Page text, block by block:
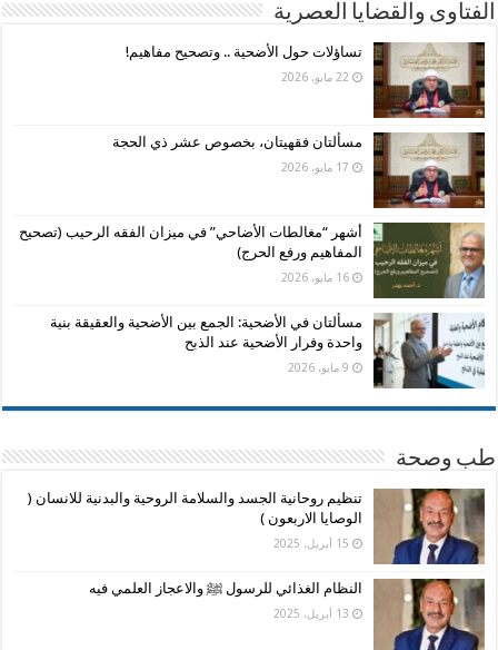
الفتاوى والقضايا العصرية
تساؤلات حول الأضحية .. وتصحيح مفاهيم!
22 مايو، 2026
مسألتان فقهيتان، بخصوص عشر ذي الحجة
17 مايو، 2026
أشهر “مغالطات الأضاحي” في ميزان الفقه الرحيب (تصحيح
المفاهيم ورفع الحرج)
16 مايو، 2026
مسألتان في الأضحية: الجمع بين الأضحية والعقيقة بنية
واحدة وفرار الأضحية عند الذبح
9 مايو، 2026
طب وصحة
تنظيم روحانية الجسد والسلامة الروحية والبدنية للانسان (
الوصايا الاربعون )
15 أبريل، 2025
النظام الغذائي للرسول ﷺ والاعجاز العلمي فيه
13 أبريل، 2025